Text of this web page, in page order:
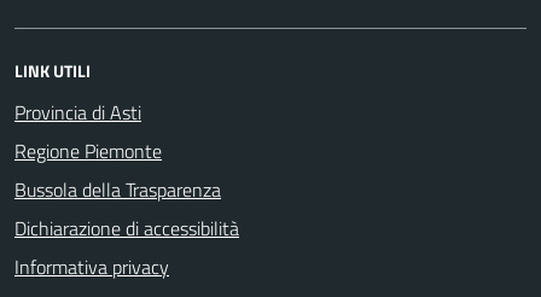
LINK UTILI
Provincia di Asti
Regione Piemonte
Bussola della Trasparenza
Dichiarazione di accessibilità
Informativa privacy